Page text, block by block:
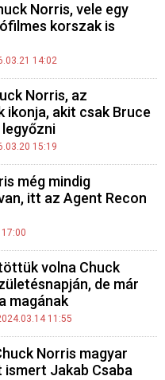
Norris, vele egy
korszak is
14:02
Norris, az
ikonja, akit csak Bruce
15:19
még mindig
itt az Agent Recon
17:00
volna Chuck
de már
magának
11:55
Norris magyar
ismert Jakab Csaba